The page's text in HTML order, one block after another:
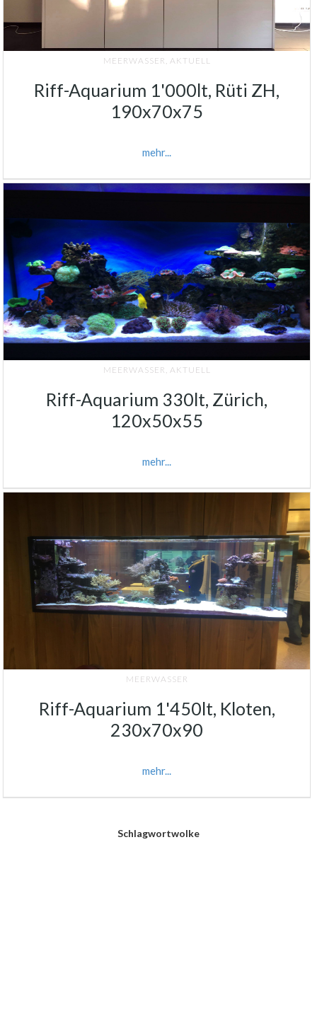
MEERWASSER , AKTUELL
Riff-Aquarium 1'000lt, Rüti ZH,
190x70x75
mehr...
MEERWASSER , AKTUELL
Riff-Aquarium 330lt, Zürich,
120x50x55
mehr...
MEERWASSER
Riff-Aquarium 1'450lt, Kloten,
230x70x90
mehr...
Schlagwortwolke